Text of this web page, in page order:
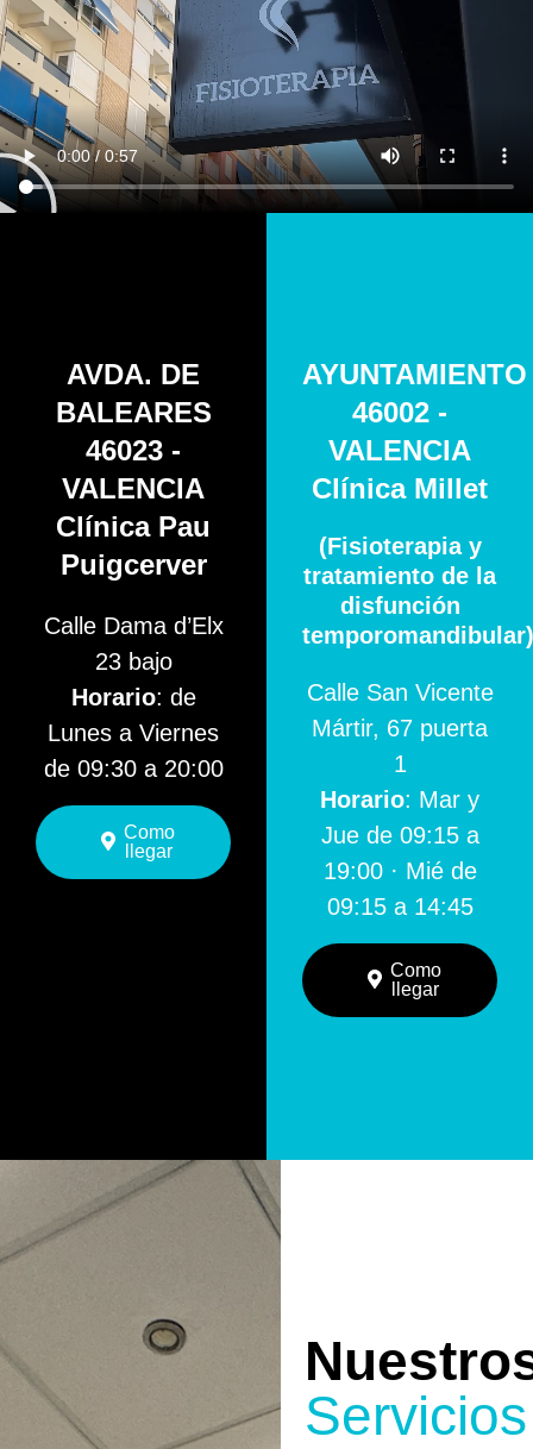
AVDA. DE
BALEARES
46023 -
VALENCIA
Clínica Pau
Puigcerver
Calle Dama d’Elx
23 bajo
Horario: de
Lunes a Viernes
de 09:30 a 20:00
Como
llegar
AYUNTAMIENTO
46002 -
VALENCIA
Clínica Millet
(Fisioterapia y
tratamiento de la
disfunción
temporomandibular)
Calle San Vicente
Mártir, 67 puerta
1
Horario: Mar y
Jue de 09:15 a
19:00 · Mié de
09:15 a 14:45
Como
llegar
Servicios